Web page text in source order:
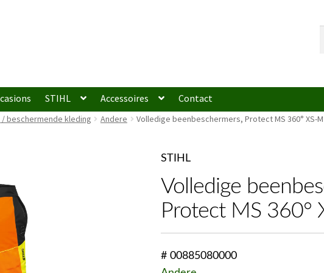
STIHL Accessoires Contact
beschermende kleding Andere Volledige beenbeschermers, Protect MS 360° XS-M
STIHL
Volledige
Protect MS 360°
# 00885080000